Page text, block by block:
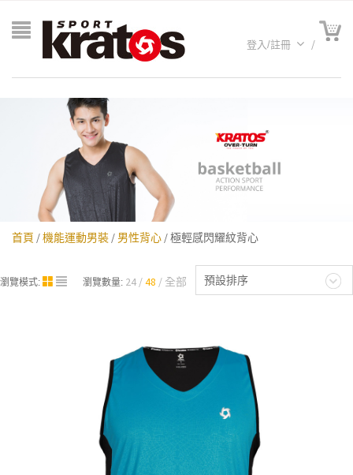
名
登入/註冊
首頁 /機能運動男裝 / 男性背心 / 極輕感閃耀紋背心
預設排序
瀏覽模式: 瀏覽數量: 24 48 全部